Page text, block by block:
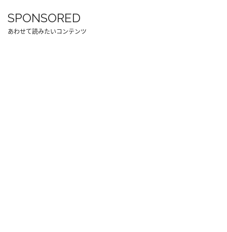
SPONSORED
あわせて読みたいコンテンツ